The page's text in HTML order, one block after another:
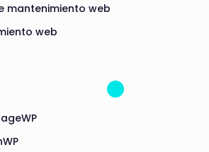
mantenimiento web
web